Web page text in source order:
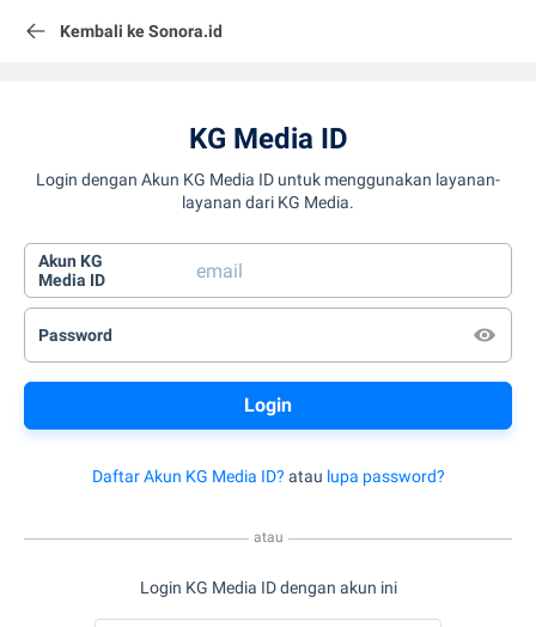
Kembali ke Sonora.id
KG Media ID
Login dengan Akun KG Media ID untuk menggunakan layanan-
layanan dari KG Media.
Akun KG
Media ID
Password
Daftar Akun KG Media ID? atau lupa password?
atau
Login KG Media ID dengan akun ini